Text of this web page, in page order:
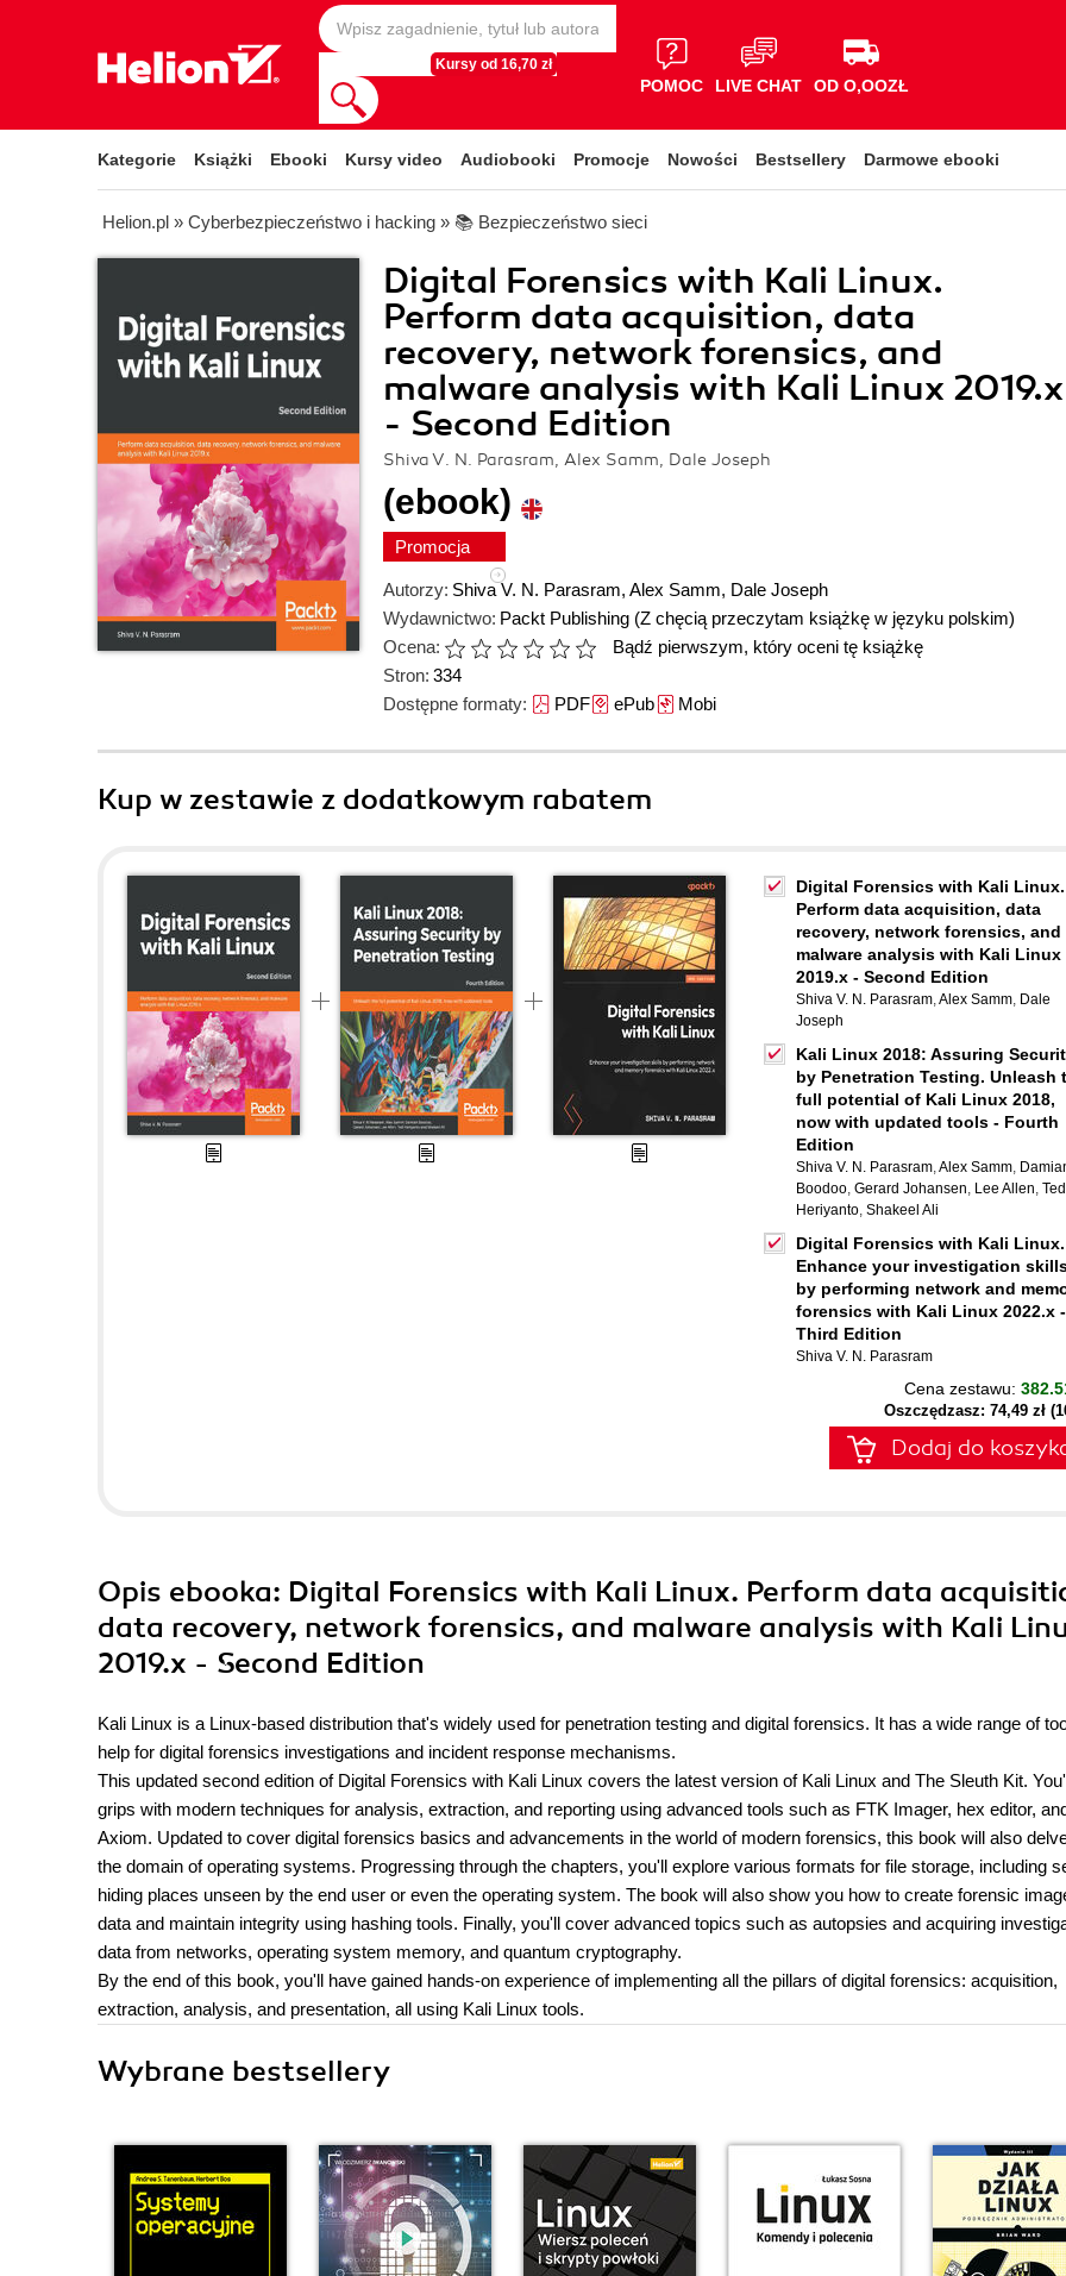
Kursy od 16,70 zł
POMOC LIVE CHAT OD O,OOZŁ
Kategorie Książki Ebooki Kursy video Audiobooki Promocje Nowości Bestsellery Darmowe ebooki
Helion.pl » Cyberbezpieczeństwo i hacking » 📚 Bezpieczeństwo sieci
Digital Forensics with Kali Linux.
Perform data acquisition, data
recovery, network forensics, and
malware analysis with Kali Linux 2019.x
- Second Edition
Shiva V. N. Parasram, Alex Samm, Dale Joseph
(ebook)
Promocja
Autorzy: Shiva V. N. Parasram, Alex Samm, Dale Joseph
Wydawnictwo: Packt Publishing (Z chęcią przeczytam książkę w języku polskim)
Ocena:
Bądź pierwszym, który oceni tę książkę
Stron: 334
Dostępne formaty: PDFePubMobi
Kup w zestawie z dodatkowym rabatem
Digital Forensics with Kali Linux.
Perform data acquisition, data
recovery, network forensics, and
malware analysis with Kali Linux
2019.x - Second Edition
Shiva V. N. Parasram,Alex Samm, Dale
Joseph
Kali Linux 2018: Assuring
by Penetration Testing. Unleash
full potential of Kali Linux 2018,
now with updated tools - Fourth
Edition
Shiva V. N. Parasram,Alex Samm,
Boodoo, Gerard Johansen, Lee Allen,
Heriyanto, Shakeel Ali
Digital Forensics with Kali Linux.
Enhance your investigation
by performing network and
forensics with Kali Linux 2022.x -
Third Edition
Shiva V. N. Parasram
Cena zestawu:
Oszczędzasz: 74,49 zł
Dodaj do
Opis ebooka: Digital Forensics with Kali Linux. Perform data
data recovery, network forensics, and malware analysis with Kali
2019.x - Second Edition
Kali Linux is a Linux-based distribution that's widely used for penetration testing and digital forensics. It has a wide range of
help for digital forensics investigations and incident response mechanisms.
This updated second edition of Digital Forensics with Kali Linux covers the latest version of Kali Linux and The Sleuth Kit.
grips with modern techniques for analysis, extraction, and reporting using advanced tools such as FTK Imager, hex editor,
Axiom. Updated to cover digital forensics basics and advancements in the world of modern forensics, this book will also
the domain of operating systems. Progressing through the chapters, you'll explore various formats for file storage, including
hiding places unseen by the end user or even the operating system. The book will also show you how to create forensic
data and maintain integrity using hashing tools. Finally, you'll cover advanced topics such as autopsies and acquiring
data from networks, operating system memory, and quantum cryptography.
By the end of this book, you'll have gained hands-on experience of implementing all the pillars of digital forensics: acquisition,
extraction, analysis, and presentation, all using Kali Linux tools.
Wybrane bestsellery